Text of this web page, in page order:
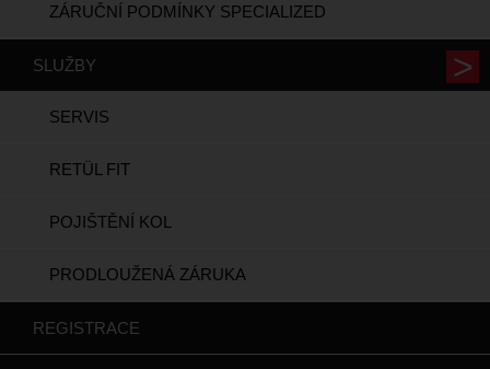
ZÁRUČNÍ PODMÍNKY SPECIALIZED
SLUŽBY
SERVIS
RETÜL FIT
POJIŠTĚNÍ KOL
PRODLOUŽENÁ ZÁRUKA
REGISTRACE